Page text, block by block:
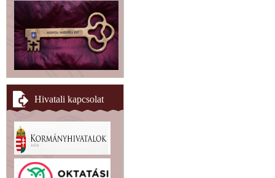
Hivatali kapcsolat